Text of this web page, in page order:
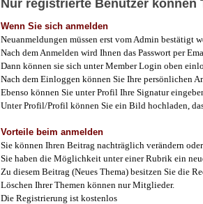
Nur registrierte Benutzer
Wenn Sie sich anmelden
Neuanmeldungen müssen erst vom Admin bestätigt
Nach dem Anmelden wird Ihnen das Passwort per
Dann können sie sich unter Member Login oben
Nach dem Einloggen können Sie Ihre persönlichen
Ebenso können Sie unter Profil Ihre Signatur
Unter Profil/Profil können Sie ein Bild hochladen,
Vorteile beim anmelden
Sie können Ihren Beitrag nachträglich verändern
Sie haben die Möglichkeit unter einer Rubrik ein
Zu diesem Beitrag (Neues Thema) besitzen Sie die
Löschen Ihrer Themen können nur Mitglieder.
Die Registrierung ist kostenlos